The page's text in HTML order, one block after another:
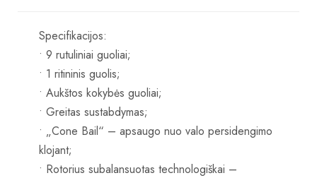
Specifikacijos:
• 9 rutuliniai guoliai;
• 1 ritininis guolis;
• Aukštos kokybės guoliai;
• Greitas sustabdymas;
• „Cone Bail“ – apsaugo nuo valo persidengimo
klojant;
• Rotorius subalansuotas technologiškai –